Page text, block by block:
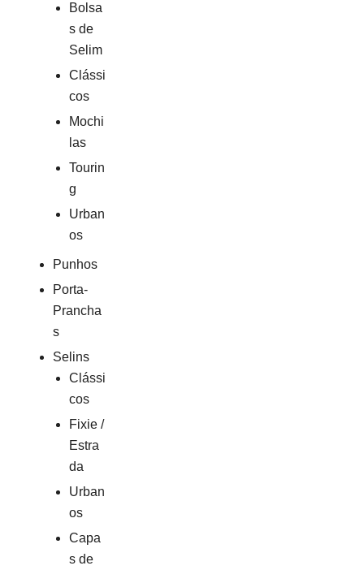
Bolsa
s de
Selim
Clássi
cos
Mochi
las
Tourin
g
Urban
os
Punhos
Porta-
Prancha
s
Selins
Clássi
cos
Fixie /
Estra
da
Urban
os
Capa
s de